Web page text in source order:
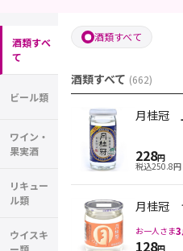
酒類すべ
て
ビール類
ワイン・
果実酒
リキュー
ル類
ウイスキ
酒類すべて
酒類すべて (662)
月桂冠
228円
税込250.8円
月桂冠
お一人さま3
128円